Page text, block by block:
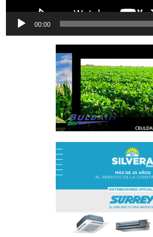
00:00